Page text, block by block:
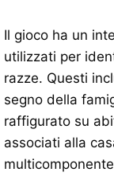
Il gioco ha un
utilizzati per
razze. Questi
segno della
raffigurato su
associati alla